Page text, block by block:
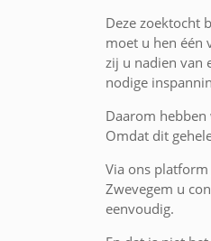
Deze zoektocht
moet u hen één
zij u nadien van
nodige
Daarom hebben
Omdat dit
Via ons
Zwevegem u
eenvoudig.